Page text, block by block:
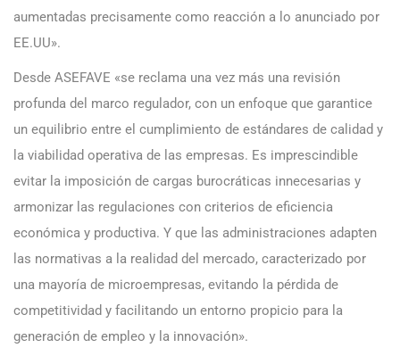
aumentadas precisamente como reacción a lo anunciado por
EE.UU».
Desde ASEFAVE «se reclama una vez más una revisión
profunda del marco regulador, con un enfoque que garantice
un equilibrio entre el cumplimiento de estándares de calidad y
la viabilidad operativa de las empresas. Es imprescindible
evitar la imposición de cargas burocráticas innecesarias y
armonizar las regulaciones con criterios de eficiencia
económica y productiva. Y que las administraciones adapten
las normativas a la realidad del mercado, caracterizado por
una mayoría de microempresas, evitando la pérdida de
competitividad y facilitando un entorno propicio para la
generación de empleo y la innovación».